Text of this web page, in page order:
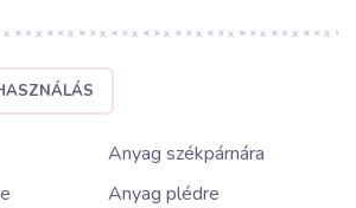
Anyag székpárnára
Anyag plédre